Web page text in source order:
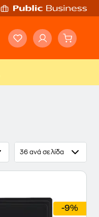
36 ανά σελίδα
-9%